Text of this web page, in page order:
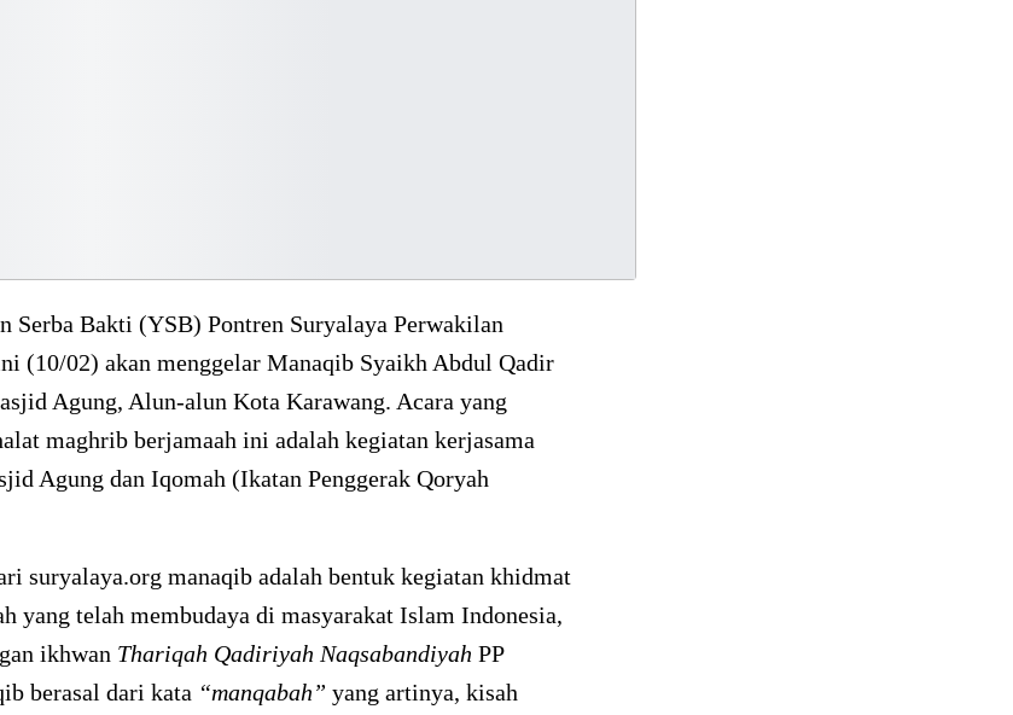
Serba Bakti (YSB) Pontren Suryalaya Perwakilan
(10/02) akan menggelar Manaqib Syaikh Abdul Qadir
Agung, Alun-alun Kota Karawang. Acara yang
maghrib berjamaah ini adalah kegiatan kerjasama
Agung dan Iqomah (Ikatan Penggerak Qoryah
suryalaya.org manaqib adalah bentuk kegiatan khidmat
yang telah membudaya di masyarakat Islam Indonesia,
ikhwan Thariqah Qadiriyah Naqsabandiyah PP
berasal dari kata “manqabah” yang artinya, kisah